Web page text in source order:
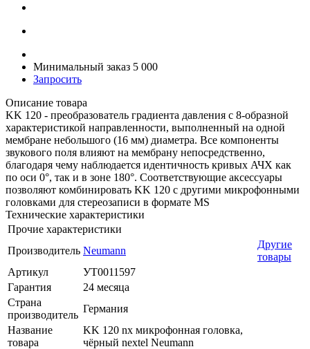
Минимальный заказ 5 000
Запросить
Описание товара
KK 120 - преобразователь градиента давления с 8-образной
характеристикой направленности, выполненный на одной
мембране небольшого (16 мм) диаметра. Все компоненты
звукового поля влияют на мембрану непосредственно,
благодаря чему наблюдается идентичность кривых АЧХ как
по оси 0°, так и в зоне 180°. Соответствующие аксессуары
позволяют комбинировать KK 120 с другими микрофонными
головками для стереозаписи в формате MS
Технические характеристики
Прочие характеристики
Производитель Neumann
Другие
товары
Артикул
УТ0011597
Гарантия
24 месяца
Страна
производитель
Германия
Название
товара
KK 120 nx микрофонная головка,
чёрный nextel Neumann